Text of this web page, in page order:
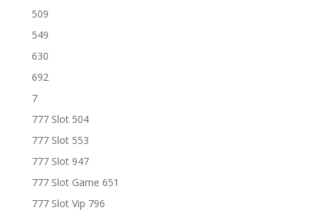
509
549
630
692
7
777 Slot 504
777 Slot 553
777 Slot 947
777 Slot Game 651
777 Slot Vip 796